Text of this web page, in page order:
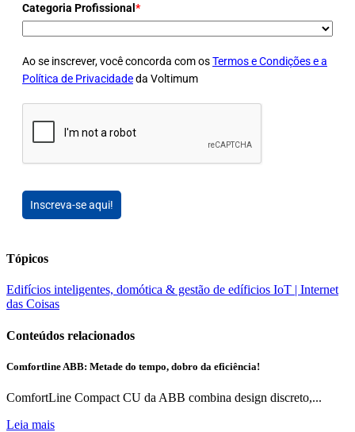
Categoria Profissional *
Ao se inscrever, você concorda com osTermos e Condições e a
Política de Privacidadeda Voltimum
Inscreva-se aqui!
Tópicos
Edifícios inteligentes, domótica & gestão de edíficios IoT | Internet
das Coisas
Conteúdos relacionados
Comfortline ABB: Metade do tempo, dobro da eficiência!
ComfortLine Compact CU da ABB combina design discreto,...
Leia mais